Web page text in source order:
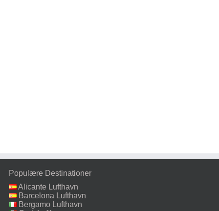
Populære Destinationer
Alicante Lufthavn
Barcelona Lufthavn
Bergamo Lufthavn